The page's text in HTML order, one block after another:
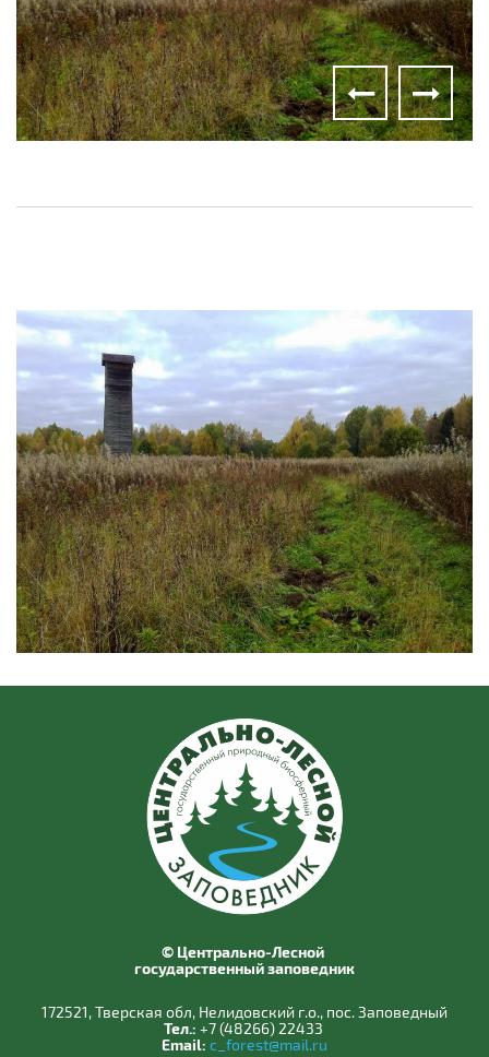
© Центрально-Лесной
государственный заповедник
172521, Тверская обл, Нелидовский г.о., пос. Заповедный
Тел.: +7 (48266) 22433
Email: c_forest@mail.ru